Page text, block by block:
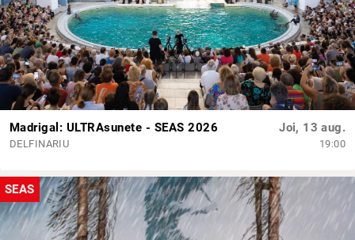
Madrigal: ULTRAsunete - SEAS 2026
DELFINARIU
Joi, 13 aug.
19:00
SEAS